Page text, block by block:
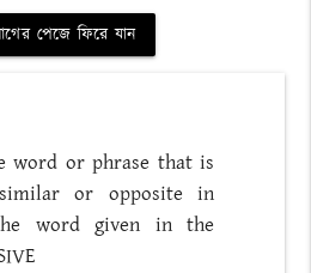
পেজে ফিরে যান
word or phrase that is
or opposite in
word given in the